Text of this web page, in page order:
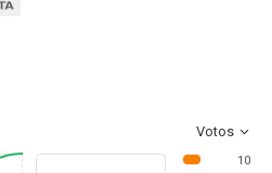
Votos
10